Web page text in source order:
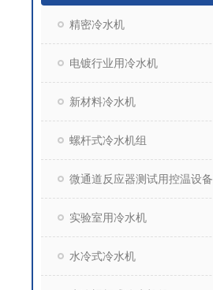
精密冷水机
电镀行业用冷水机
新材料冷水机
螺杆式冷水机组
微通道反应器测试用控温设备
实验室用冷水机
水冷式冷水机